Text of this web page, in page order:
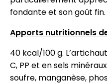
fondante et son goût fin.
Apports nutritionnels
40 kcal/100 g.
C, PP et en sels
soufre, manganèse,